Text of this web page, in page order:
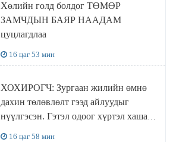
Хөлийн голд болдог ТӨМӨР
ЗАМЧДЫН БАЯР НААДАМ
цуцлагдлаа
16 цаг 53 мин
ХОХИРОГЧ: Зургаан жилийн өмнө
дахин төлөвлөлт гээд айлуудыг
нүүлгэсэн. Гэтэл одоог хүртэл хашаа
16 цаг 58 мин